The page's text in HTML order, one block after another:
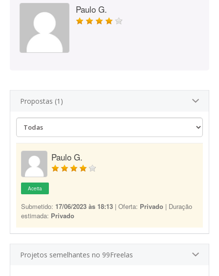
Paulo G.
Propostas (1)
Paulo G.
Aceita
Submetido: 17/06/2023 às 18:13 | Oferta: Privado | Duração
estimada: Privado
Projetos semelhantes no 99Freelas